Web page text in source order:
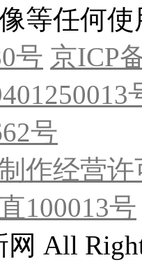
等任何使
号 京ICP
号
作经营
100013号
All